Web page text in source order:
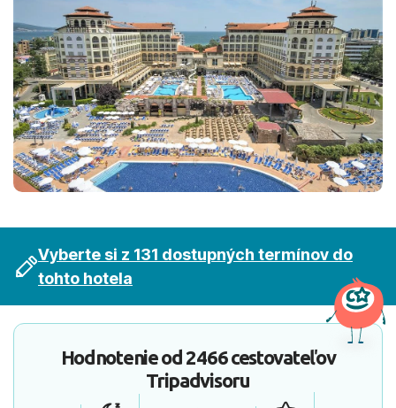
Vyberte si z 131 dostupných termínov do
tohto hotela
Hodnotenie od2466 cestovateľov
Tripadvisoru